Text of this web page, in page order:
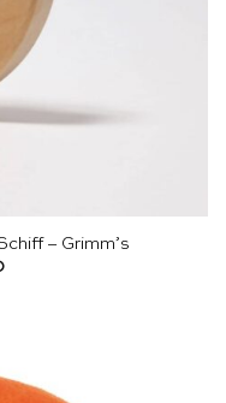
– Grimm’s